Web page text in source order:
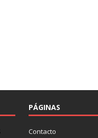
PÁGINAS
Contacto